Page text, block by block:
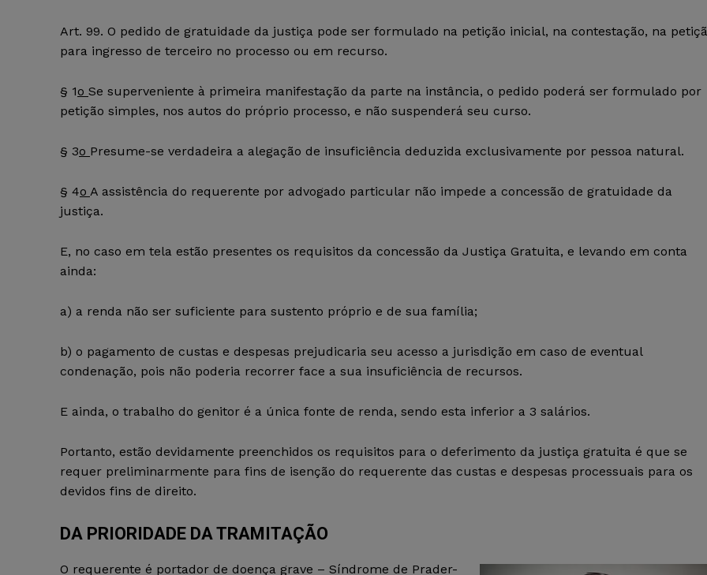
Art. 99. O pedido de gratuidade da justiça pode ser formulado na petição inicial, na contestação, na
para ingresso de terceiro no processo ou em recurso.
§ 1o Se superveniente à primeira manifestação da parte na instância, o pedido poderá ser formulado por
petição simples, nos autos do próprio processo, e não suspenderá seu curso.
§ 3o Presume-se verdadeira a alegação de insuficiência deduzida exclusivamente por pessoa natural.
§ 4o A assistência do requerente por advogado particular não impede a concessão de gratuidade da
justiça.
E, no caso em tela estão presentes os requisitos da concessão da Justiça Gratuita, e levando em conta
ainda:
a) a renda não ser suficiente para sustento próprio e de sua família;
b) o pagamento de custas e despesas prejudicaria seu acesso a jurisdição em caso de eventual
condenação, pois não poderia recorrer face a sua insuficiência de recursos.
E ainda, o trabalho do genitor é a única fonte de renda, sendo esta inferior a 3 salários.
Portanto, estão devidamente preenchidos os requisitos para o deferimento da justiça gratuita é que se
requer preliminarmente para fins de isenção do requerente das custas e despesas processuais para os
devidos fins de direito.
DA PRIORIDADE DA TRAMITAÇÃO
O requerente é portador de doença grave – Síndrome de Prader-